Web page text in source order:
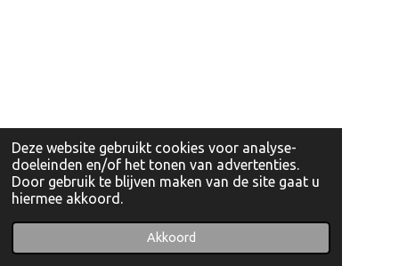
Deze website gebruikt cookies voor analyse-
doeleinden en/of het tonen van advertenties.
Door gebruik te blijven maken van de site gaat u
hiermee akkoord.
Akkoord